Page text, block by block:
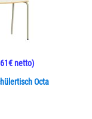
Octa
netto)